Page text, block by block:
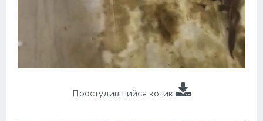
Простудившийся котик